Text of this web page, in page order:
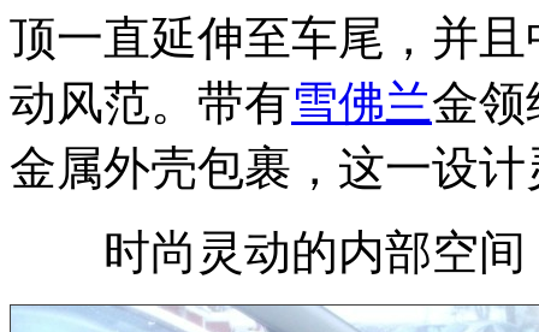
顶一直延伸至车尾，并
动风范。带有雪佛兰金领
金属外壳包裹，这一设
时尚灵动的内部空间